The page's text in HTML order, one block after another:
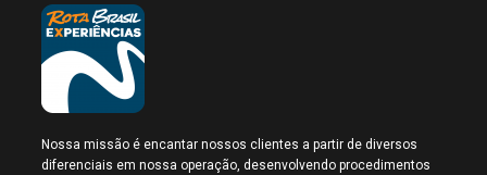
Nossa missão é encantar nossos clientes a partir de diversos
diferenciais em nossa operação, desenvolvendo procedimentos